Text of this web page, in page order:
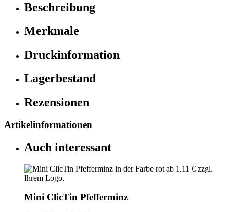
Beschreibung
Merkmale
Druckinformation
Lagerbestand
Rezensionen
Artikelinformationen
Auch interessant
Mini ClicTin Pfefferminz